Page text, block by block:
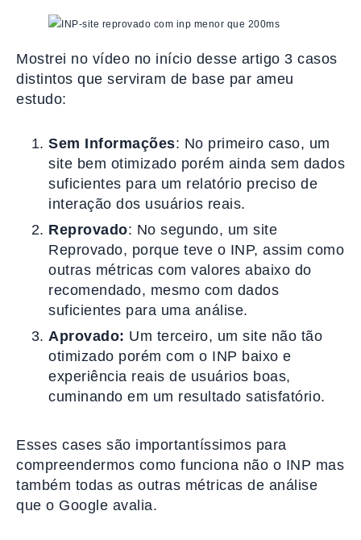
Mostrei no vídeo no início desse artigo 3 casos
distintos que serviram de base par ameu
estudo:
Sem Informações: No primeiro caso, um
site bem otimizado porém ainda sem dados
suficientes para um relatório preciso de
interação dos usuários reais.
Reprovado: No segundo, um site
Reprovado, porque teve o INP, assim como
outras métricas com valores abaixo do
recomendado, mesmo com dados
suficientes para uma análise.
Aprovado: Um terceiro, um site não tão
otimizado porém com o INP baixo e
experiência reais de usuários boas,
cuminando em um resultado satisfatório.
Esses cases são importantíssimos para
compreendermos como funciona não o INP mas
também todas as outras métricas de análise
que o Google avalia.